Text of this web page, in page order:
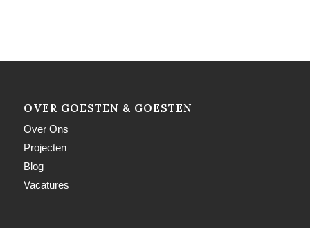
OVER GOESTEN & GOESTEN
Over Ons
Projecten
Blog
Vacatures